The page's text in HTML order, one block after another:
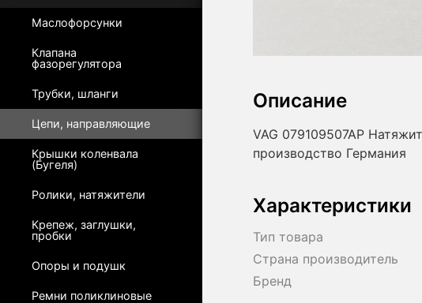
Описание
VAG 079109507AP
производство Германия
Характеристики
Тип товара
Страна производитель
Бренд
Маслофорсунки
Клапана
фазорегулятора
Трубки, шланги
Цепи, направляющие
Крышки коленвала
(Бугеля)
Ролики, натяжители
Крепеж, заглушки,
пробки
Опоры и подушк
Ремни поликлиновые